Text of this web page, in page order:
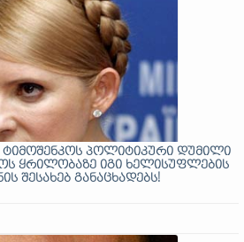
ტიმოშენკოს პოლიტიკური დუმილი
ყრილობაზე იგი ხელისუფლების
შესახებ განაცხადებს!